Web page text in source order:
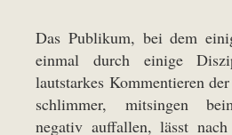
Das Publikum, bei dem
einmal durch einige
lautstarkes Kommentieren
schlimmer, mitsingen
negativ auffallen, lässt